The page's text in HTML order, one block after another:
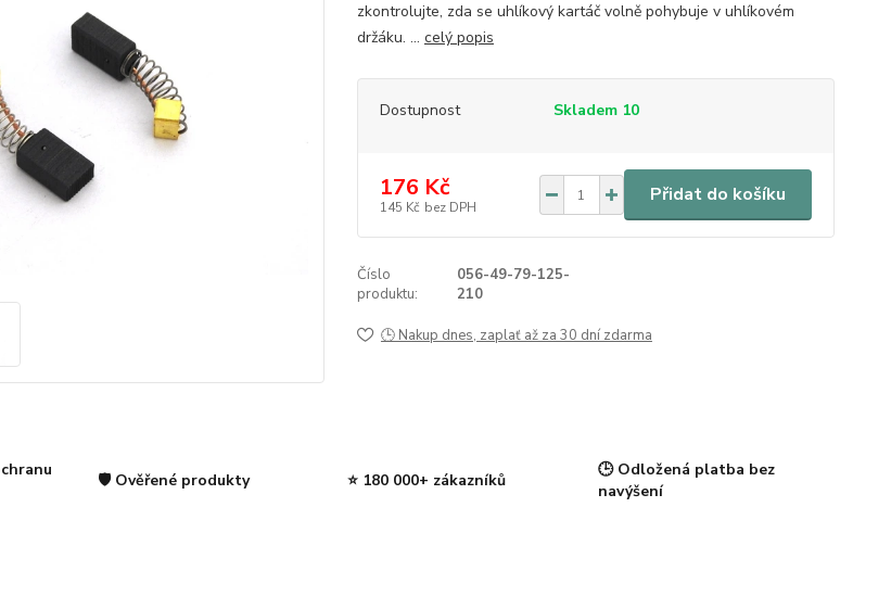
zkontrolujte, zda se uhlíkový kartáč volně pohybuje v uhlíkovém
držáku. ... celý popis
Dostupnost Skladem 10
176 Kč
145 Kč bez DPH
Přidat do košíku
Číslo
produktu:
056-49-79-125-
210
🕒 Nakup dnes, zaplať až za 30 dní zdarma
🛡️ Ověřené produkty ⭐ 180 000+ zákazníků
🕒 Odložená platba bez
navýšení